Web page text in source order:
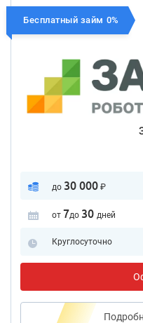
Бесплатный займ 0%
до 30 000₽
от 7до 30 дней
Круглосуточно